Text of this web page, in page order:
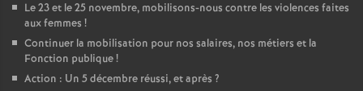
Le 23 et le 25 novembre, mobilisons-nous contre les violences faites
aux femmes !
Continuer la mobilisation pour nos salaires, nos métiers et la
Fonction publique!
Action : Un 5 décembre réussi, et après ?